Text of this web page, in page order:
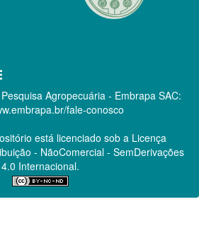
Agropecuária - Embrapa SAC:
fale-conosco
está licenciado sob a Licença
- NãoComercial - SemDerivações
4.0 Internacional.